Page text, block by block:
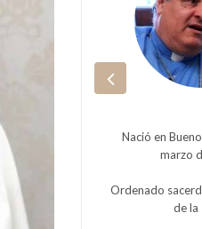
Nació en
marzo
Ordenado
de la